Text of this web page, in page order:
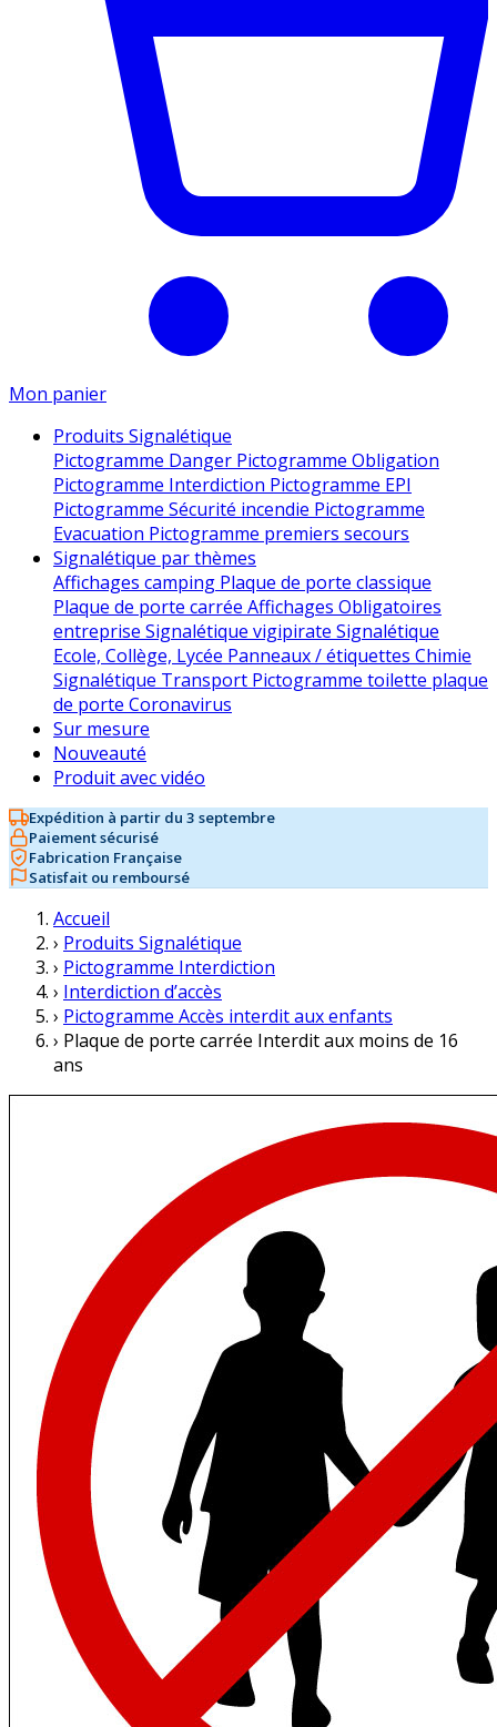
Mon panier
Produits Signalétique
Pictogramme Danger Pictogramme Obligation
Pictogramme Interdiction Pictogramme EPI
Pictogramme Sécurité incendie Pictogramme
Evacuation Pictogramme premiers secours
Signalétique par thèmes
Affichages camping Plaque de porte classique
Plaque de porte carrée Affichages Obligatoires
entreprise Signalétique vigipirate Signalétique
Ecole, Collège, Lycée Panneaux / étiquettes Chimie
Signalétique Transport Pictogramme toilette plaque
de porte Coronavirus
Sur mesure
Nouveauté
Produit avec vidéo
Expédition à partir du 3 septembre
Paiement sécurisé
Fabrication Française
Satisfait ou remboursé
Accueil
› Produits Signalétique
› Pictogramme Interdiction
› Interdiction d’accès
› Pictogramme Accès interdit aux enfants
› Plaque de porte carrée Interdit aux moins de 16
ans